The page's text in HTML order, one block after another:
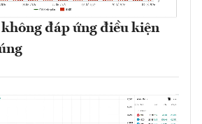
không đáp ứng điều kiện